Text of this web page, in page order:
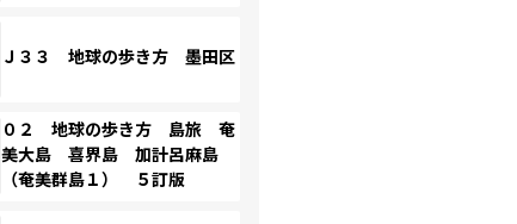
Ｊ３３ 地球の歩き方 墨田区
０２ 地球の歩き方 島旅 奄
美大島 喜界島 加計呂麻島
（奄美群島１） ５訂版